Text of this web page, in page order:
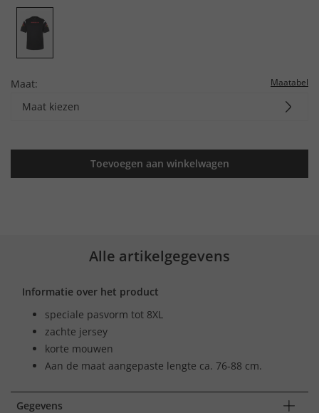
Maat: Maatabel
Maat kiezen
Toevoegen aan winkelwagen
Alle artikelgegevens
Informatie over het product
speciale pasvorm tot 8XL
zachte jersey
korte mouwen
Aan de maat aangepaste lengte ca. 76-88 cm.
Gegevens